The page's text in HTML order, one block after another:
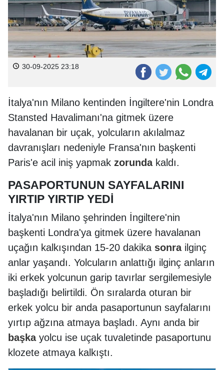
30-09-2025 23:18
İtalya'nın Milano kentinden İngiltere'nin Londra
Stansted Havalimanı'na gitmek üzere
havalanan bir uçak, yolcuların akılalmaz
davranışları nedeniyle Fransa'nın başkenti
Paris'e acil iniş yapmak zorundakaldı.
PASAPORTUNUN SAYFALARINI
YIRTIP YIRTIP YEDİ
İtalya'nın Milano şehrinden İngiltere'nin
başkenti Londra'ya gitmek üzere havalanan
uçağın kalkışından 15-20 dakika sonrailginç
anlar yaşandı. Yolcuların anlattığı ilginç anların
iki erkek yolcunun garip tavırlar sergilemesiyle
başladığı belirtildi. Ön sıralarda oturan bir
erkek yolcu bir anda pasaportunun sayfalarını
yırtıp ağzına atmaya başladı. Aynı anda bir
başkayolcu ise uçak tuvaletinde pasaportunu
klozete atmaya kalkıştı.